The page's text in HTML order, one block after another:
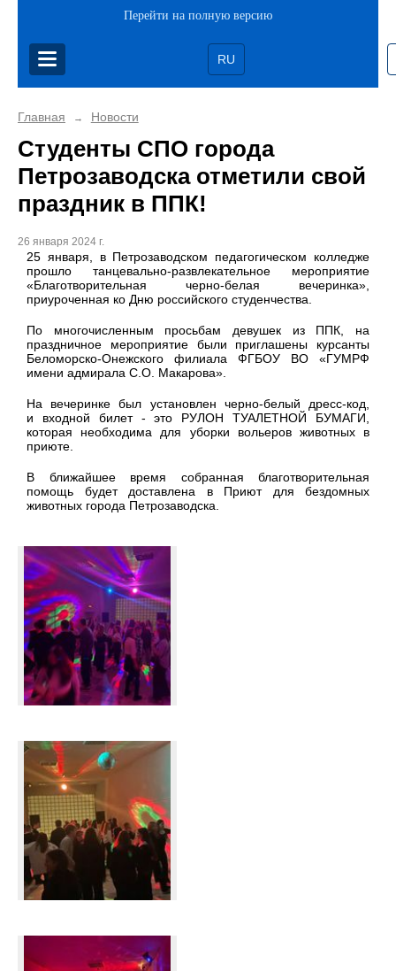
Перейти на полную версию
RU
Главная → Новости
Студенты СПО города
Петрозаводска отметили свой
праздник в ППК!
26 января 2024 г.
25 января, в Петрозаводском педагогическом колледже
прошло танцевально-развлекательное мероприятие
«Благотворительная черно-белая вечеринка»,
приуроченная ко Дню российского студенчества.
По многочисленным просьбам девушек из ППК, на
праздничное мероприятие были приглашены курсанты
Беломорско-Онежского филиала ФГБОУ ВО «ГУМРФ
имени адмирала С.О. Макарова».
На вечеринке был установлен черно-белый дресс-код,
и входной билет - это РУЛОН ТУАЛЕТНОЙ БУМАГИ,
которая необходима для уборки вольеров животных в
приюте.
В ближайшее время собранная благотворительная
помощь будет доставлена в Приют для бездомных
животных города Петрозаводска.